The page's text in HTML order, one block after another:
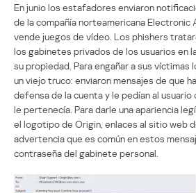
En junio los estafadores enviaron
de la compañía norteamericana Electronic
vende juegos de vídeo. Los phishers
los gabinetes privados de los usuarios en
su propiedad. Para engañar a sus víctimas
un viejo truco: enviaron mensajes de que
defensa de la cuenta y le pedían al
le pertenecía. Para darle una apariencia
el logotipo de Origin, enlaces al sitio web
advertencia que es común en estos
contraseña del gabinete personal.